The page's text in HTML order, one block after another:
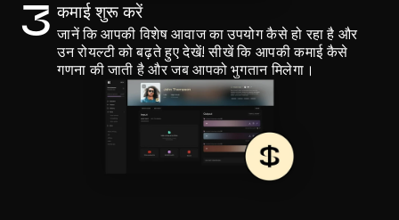
3 कमाई शुरू करें
जानें कि आपकी विशेष आवाज का उपयोग कैसे हो रहा है और
उन रोयल्टी को बढ़ते हुए देखें! सीखें कि आपकी कमाई कैसे
गणना की जाती है और जब आपको भुगतान मिलेगा।